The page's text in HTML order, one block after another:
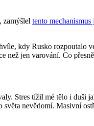
zamýšlel tento
kdy Rusko rozpoutalo
než jen varování. Co
Stres tížil mé tělo i duši
nevědomí. Masivní